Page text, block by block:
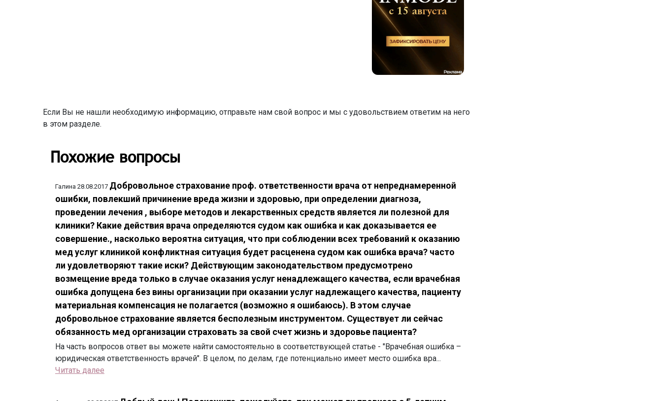
Если Вы не нашли необходимую информацию, отправьте нам свой вопрос и мы с удовольствием ответим на него
в этом разделе.
Похожие вопросы
Галина 28.08.2017 Добровольное страхование проф. ответственности врача от непреднамеренной
ошибки, повлекший причинение вреда жизни и здоровью, при определении диагноза,
проведении лечения , выборе методов и лекарственных средств является ли полезной для
клиники? Какие действия врача определяются судом как ошибка и как доказывается ее
совершение., насколько вероятна ситуация, что при соблюдении всех требований к оказанию
мед услуг клиникой конфликтная ситуация будет расценена судом как ошибка врача? часто
ли удовлетворяют такие иски? Действующим законодательством предусмотрено
возмещение вреда только в случае оказания услуг ненадлежащего качества, если врачебная
ошибка допущена без вины организации при оказании услуг надлежащего качества, пациенту
материальная компенсация не полагается (возможно я ошибаюсь). В этом случае
добровольное страхование является бесполезным инструментом. Существует ли сейчас
обязанность мед организации страховать за свой счет жизнь и здоровье пациента?
На часть вопросов ответ вы можете найти самостоятельно в соответствующей статье - "Врачебная ошибка –
юридическая ответственность врачей". В целом, по делам, где потенциально имеет место ошибка вра...
Читать далее